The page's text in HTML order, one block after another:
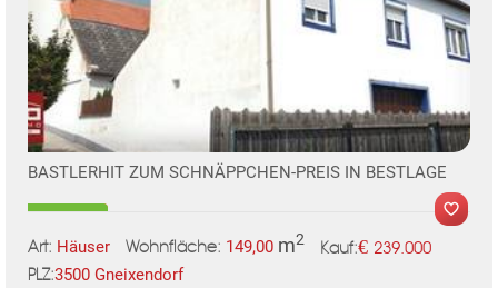
BASTLERHIT ZUM SCHNÄPPCHEN-PREIS IN BESTLAGE
Art: Häuser Wohnfläche: 149,00 m2 Kauf:€ 239.000
PLZ:3500 Gneixendorf